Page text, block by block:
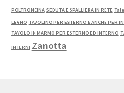
POLTRONCINA SEDUTA E SPALLIERA IN RETE
LEGNO TAVOLINO PER ESTERNO E ANCHE PER
TAVOLO IN MARMO PER ESTERNO ED INTERNO
INTERNI Zanotta